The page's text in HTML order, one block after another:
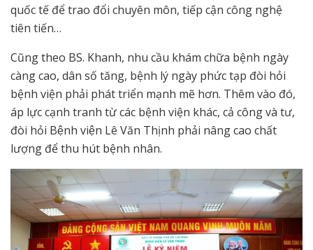
quốc tế để trao đổi chuyên môn, tiếp cận công nghệ
tiên tiến…
Cũng theo BS. Khanh, nhu cầu khám chữa bệnh ngày
càng cao, dân số tăng, bệnh lý ngày phức tạp đòi hỏi
bệnh viện phải phát triển mạnh mẽ hơn. Thêm vào đó,
áp lực cạnh tranh từ các bệnh viện khác, cả công và tư,
đòi hỏi Bệnh viện Lê Văn Thịnh phải nâng cao chất
lượng để thu hút bệnh nhân.